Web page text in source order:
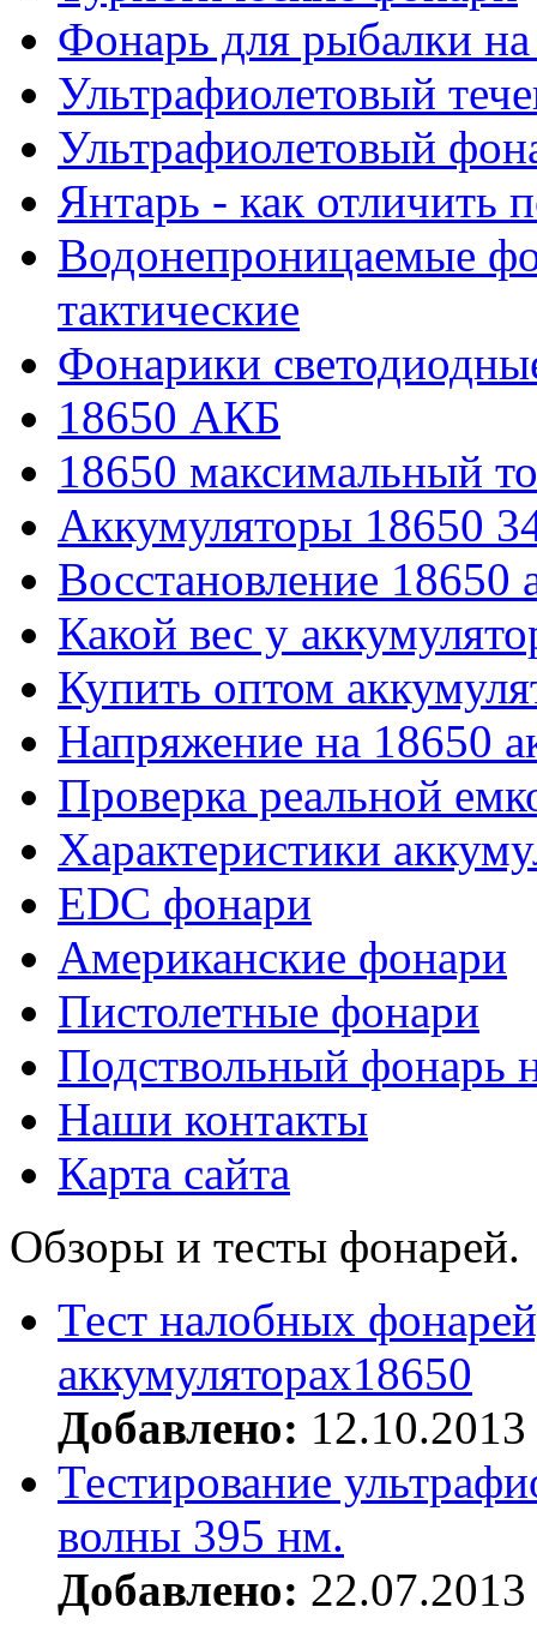
Фонарь для рыбалки на
Ультрафиолетовый
Ультрафиолетовый
Янтарь - как отличить
Водонепроницаемые
тактические
Фонарики
18650 АКБ
18650 максимальный
Аккумуляторы 18650
Восстановление 18650
Какой вес у
Купить оптом
Напряжение на 18650
Проверка реальной
Характеристики
EDC фонари
Американские фонари
Пистолетные фонари
Подствольный фонарь
Наши контакты
Карта сайта
Обзоры и тесты фонарей.
Тест налобных
аккумуляторах18650
Добавлено: 12.10.2013
Тестирование
волны 395 нм.
Добавлено: 22.07.2013